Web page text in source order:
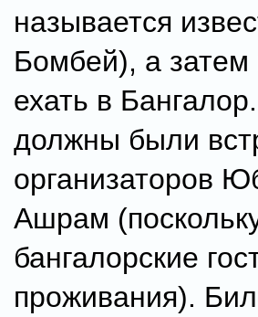
называется
Бомбей), а затем
ехать в
должны были
организаторов
Ашрам
бангалорские
проживания).